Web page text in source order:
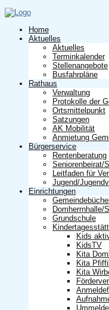
Home
Aktuelles
Aktuelles
Terminkalender
Stellenangebote
Busfahrpläne
Rathaus
Verwaltung
Protokolle der
Ortsmittelpunkt
Satzungen
AK Mobilität
Anmietung
Bürgerservice
Rentenberatung
Seniorenbeirat/
Leitfaden für
Jugend/
Einrichtungen
Domherrnhalle/
Grundschule
Kids
KidsTV
Kita
Kita
Kita